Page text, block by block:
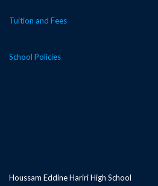
Tuition and Fees
School Policies
Houssam Eddine Hariri High School